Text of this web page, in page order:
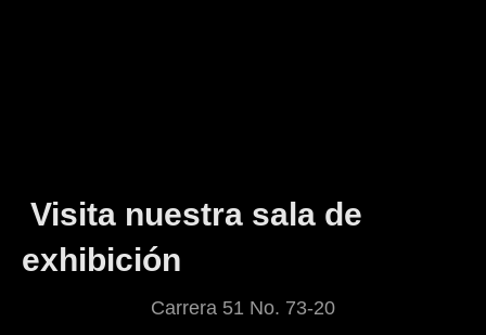
Visita nuestra sala de
exhibición
Carrera 51 No. 73-20